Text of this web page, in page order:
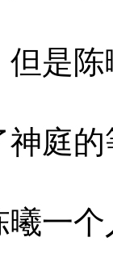
是陈
庭的
一个